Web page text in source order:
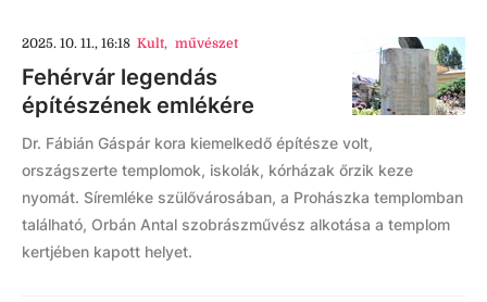
2025. 10. 11., 16:18 Kult, művészet
Fehérvár legendás
építészének emlékére
Dr. Fábián Gáspár kora kiemelkedő építésze volt,
országszerte templomok, iskolák, kórházak őrzik keze
nyomát. Síremléke szülővárosában, a Prohászka templomban
található, Orbán Antal szobrászművész alkotása a templom
kertjében kapott helyet.